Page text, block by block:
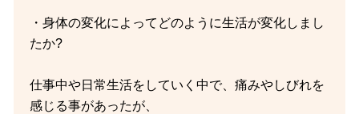
・身体の変化によってどのように生活が変化しまし
たか?
仕事中や日常生活をしていく中で、痛みやしびれを
感じる事があったが、